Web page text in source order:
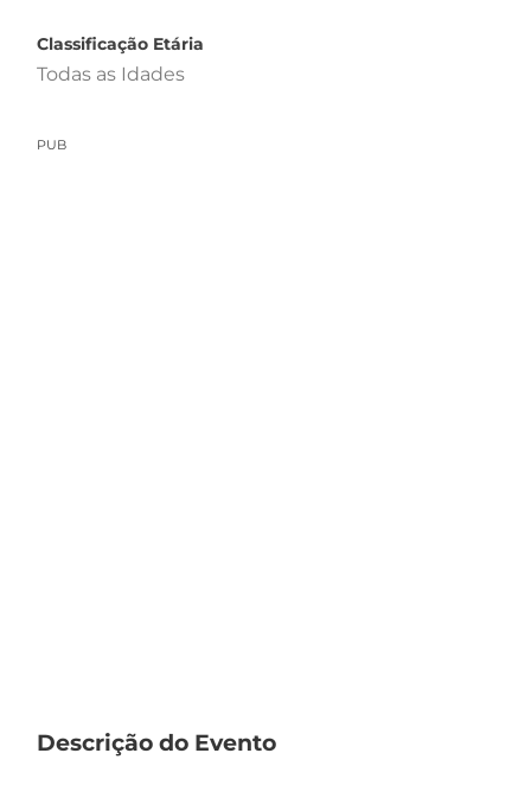
Classificação Etária
Todas as Idades
PUB
Descrição do Evento